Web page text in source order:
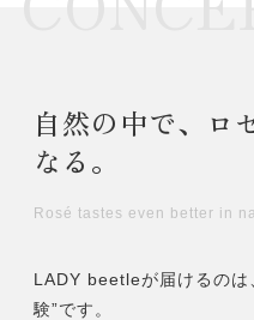
自然の中で、ロ
なる。
Rosé tastes even better in
LADY beetleが届けるのは
験”です。